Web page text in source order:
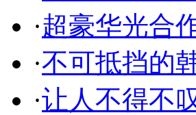
·超豪华光合
·不可抵挡的
·让人不得不